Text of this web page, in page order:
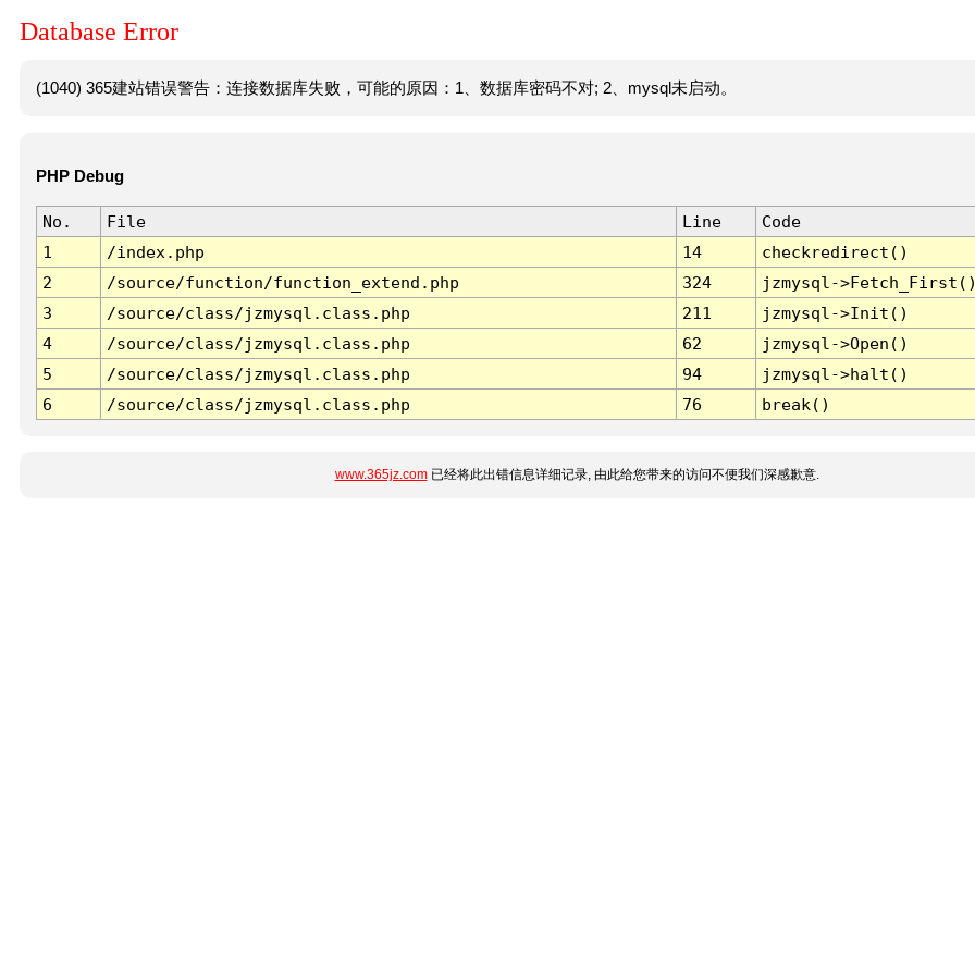
Database Error
(1040) 365建站错误警告：连接数据库失败，可能的原因：1、数据库密码不对; 2、mysql未启动。
PHP Debug
No. File Line
Code
1
/index.php 14
checkredirect()
2
/source/function/function_extend.php 324
jzmysql-
3
/source/class/jzmysql.class.php 211
jzmysql->Init()
4
/source/class/jzmysql.class.php 62
jzmysql->Open()
5
/source/class/jzmysql.class.php 94
jzmysql->halt()
6
/source/class/jzmysql.class.php 76 break()
www.365jz.com已经将此出错信息详细记录, 由此给您带来的访问不便我们深感歉意.